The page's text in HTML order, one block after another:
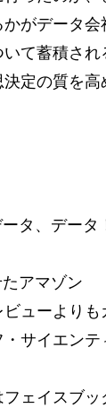
がデータ会
て蓄積され
定の質を高
タ、デー
アマゾン
ビューより
サイエン
ェイスブ